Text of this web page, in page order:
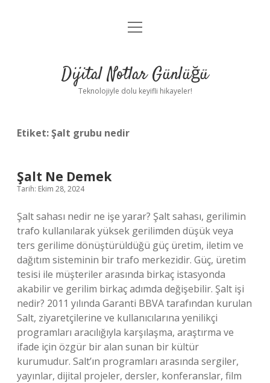
Anasayfa
Yasal Uyarı
menüyü
Dijital Notlar Günlüğü
Teknolojiyle dolu keyifli hikayeler!
Etiket:Şalt grubu nedir
Şalt Ne Demek
Tarih: Ekim 28, 2024
Şalt sahası nedir ne işe yarar? Şalt sahası, gerilimin
trafo kullanılarak yüksek gerilimden düşük veya
ters gerilime dönüştürüldüğü güç üretim, iletim ve
dağıtım sisteminin bir trafo merkezidir. Güç, üretim
tesisi ile müşteriler arasında birkaç istasyonda
akabilir ve gerilim birkaç adımda değişebilir. Şalt işi
nedir? 2011 yılında Garanti BBVA tarafından kurulan
Salt, ziyaretçilerine ve kullanıcılarına yenilikçi
programları aracılığıyla karşılaşma, araştırma ve
ifade için özgür bir alan sunan bir kültür
kurumudur. Salt’ın programları arasında sergiler,
yayınlar, dijital projeler, dersler, konferanslar, film